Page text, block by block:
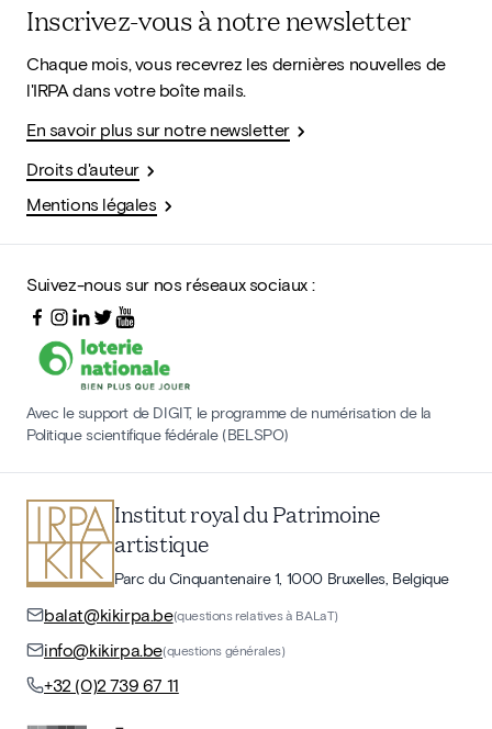
Inscrivez-vous à notre newsletter
Chaque mois, vous recevrez les dernières nouvelles de
l'IRPA dans votre boîte mails.
En savoir plus sur notre newsletter
Droits d'auteur
Mentions légales
Suivez-nous sur nos réseaux sociaux :
Avec le support de DIGIT, le programme de numérisation de la
Politique scientifique fédérale (BELSPO)
Institut royal du Patrimoine
artistique
Parc du Cinquantenaire 1, 1000 Bruxelles, Belgique
balat@kikirpa.be(questions relatives à BALaT)
info@kikirpa.be(questions générales)
+32 (0)2 739 67 11